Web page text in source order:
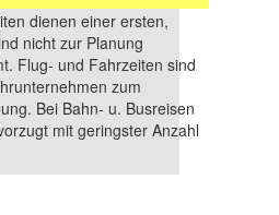
dienen einer ersten,
nicht zur Planung
Flug- und Fahrzeiten sind
zum
Bei Bahn- u. Busreisen
mit geringster Anzahl